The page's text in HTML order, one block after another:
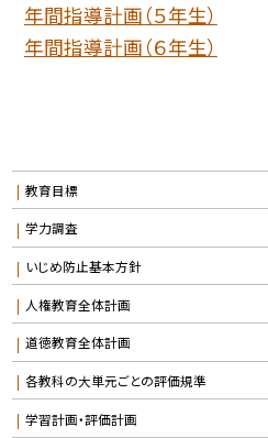
年間指導計画（５年生）
年間指導計画（６年生）
教育目標
学力調査
いじめ防止基本方針
人権教育全体計画
道徳教育全体計画
各教科の大単元ごとの評価規準
学習計画・評価計画